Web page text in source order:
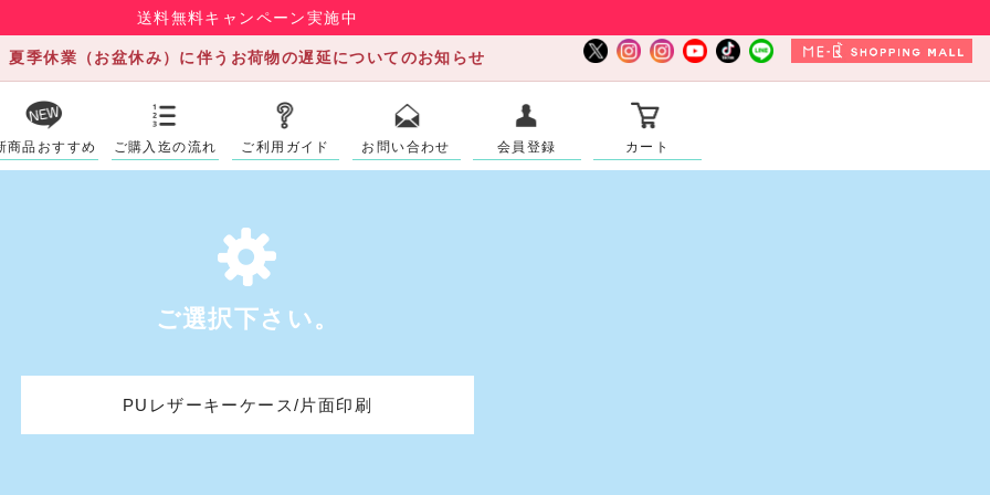
送料無料キャンペーン実施中
夏季休業（お盆休み）に伴うお荷物の遅延についてのお知らせ
商品おすすめ ご購入迄の流れ ご利用ガイド お問い合わせ 会員登録 カート
ご選択下さい。
PUレザーキーケース/片面印刷